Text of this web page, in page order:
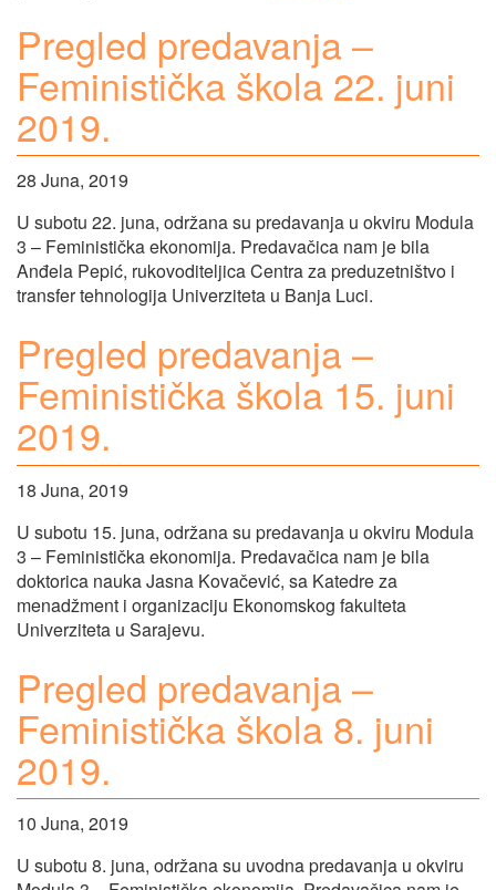
Pregled predavanja –
Feministička škola 22. juni
2019.
28 Juna, 2019
U subotu 22. juna, održana su predavanja u okviru Modula
3 – Feministička ekonomija. Predavačica nam je bila
Anđela Pepić, rukovoditeljica Centra za preduzetništvo i
transfer tehnologija Univerziteta u Banja Luci.
Pregled predavanja –
Feministička škola 15. juni
2019.
18 Juna, 2019
U subotu 15. juna, održana su predavanja u okviru Modula
3 – Feministička ekonomija. Predavačica nam je bila
doktorica nauka Jasna Kovačević, sa Katedre za
menadžment i organizaciju Ekonomskog fakulteta
Univerziteta u Sarajevu.
Pregled predavanja –
Feministička škola 8. juni
2019.
10 Juna, 2019
U subotu 8. juna, održana su uvodna predavanja u okviru